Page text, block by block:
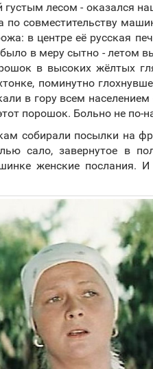
густым лесом - оказался
совместительству
в центре её русская
в меру сытно - летом
в высоких жёлтых
поминутно
в гору всем
порошок. Больно не по-
собирали посылки на
сало, завернутое в
женские послания. И